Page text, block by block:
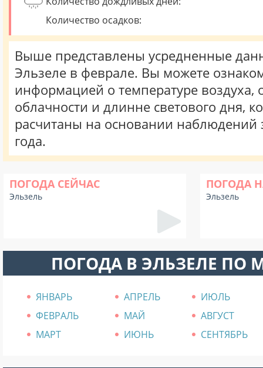
Количество осадков:
Выше представлены усредненные
Эльзеле в феврале. Вы можете
информацией о температуре воздуха,
облачности и длинне светового дня,
расчитаны на основании наблюдений
года.
ПОГОДА СЕЙЧАС
Эльзель
ПОГОДА
Эльзель
ПОГОДА В ЭЛЬЗЕЛЕ ПО
ЯНВАРЬ АПРЕЛЬ
ИЮЛЬ
ФЕВРАЛЬ
МАЙ
АВГУСТ
МАРТ
ИЮНЬ СЕНТЯБРЬ